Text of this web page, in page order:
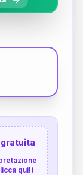
gratuita
qui!)